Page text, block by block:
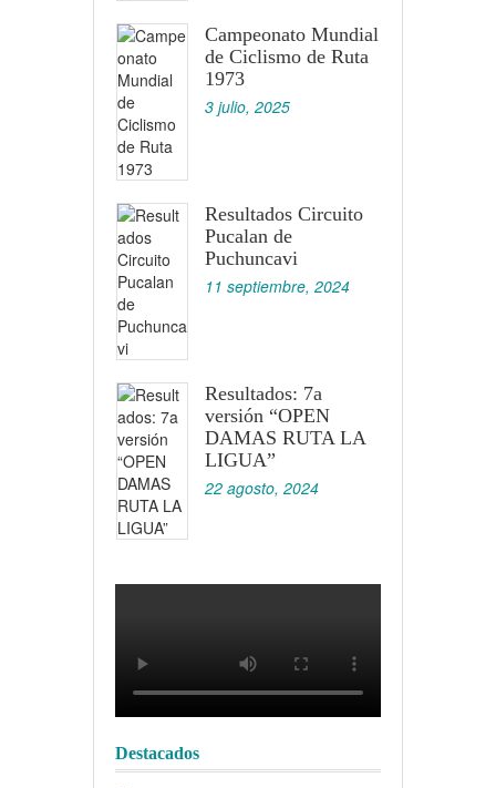
Campeonato Mundial
de Ciclismo de Ruta
1973
3 julio, 2025
Resultados Circuito
Pucalan de
Puchuncavi
11 septiembre, 2024
Resultados: 7a
versión “OPEN
DAMAS RUTA LA
LIGUA”
22 agosto, 2024
Destacados